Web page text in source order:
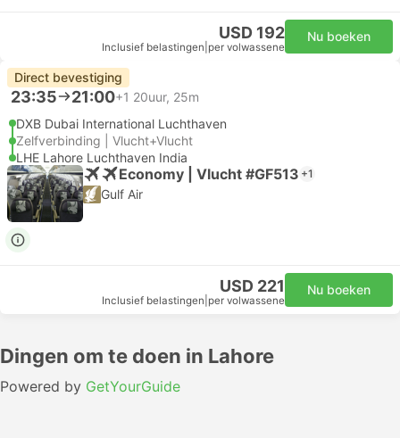
USD 192
Inclusief belastingen per volwassene
Nu boeken
Direct bevestiging
23:35 21:00+1 20uur, 25m
DXB Dubai International Luchthaven
Zelfverbinding | Vlucht+Vlucht
LHE Lahore Luchthaven India
Economy | Vlucht #GF513 +1
Gulf Air
USD 221
Inclusief belastingen per volwassene
Nu boeken
Dingen om te doen in Lahore
Powered by GetYourGuide